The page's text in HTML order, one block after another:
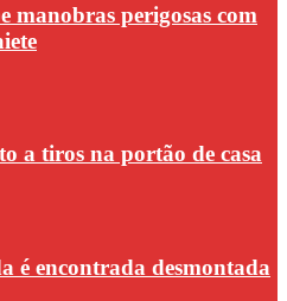
manobras perigosas com
a tiros na portão de casa
é encontrada desmontada